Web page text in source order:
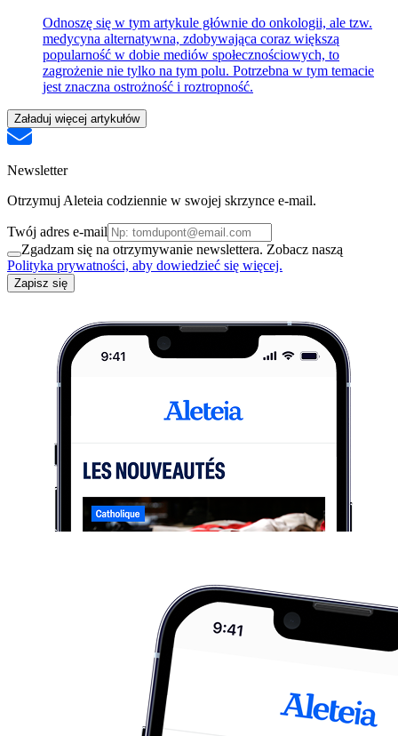
Odnoszę się w tym artykule głównie do onkologii, ale tzw.
medycyna alternatywna, zdobywająca coraz większą
popularność w dobie mediów społecznościowych, to
zagrożenie nie tylko na tym polu. Potrzebna w tym temacie
jest znaczna ostrożność i roztropność.
Załaduj więcej artykułów
Newsletter
Otrzymuj Aleteia codziennie w swojej skrzynce e-mail.
Twój adres e-mail
Zgadzam się na otrzymywanie newslettera. Zobacz naszą
Polityka prywatności, aby dowiedzieć się więcej.
Zapisz się